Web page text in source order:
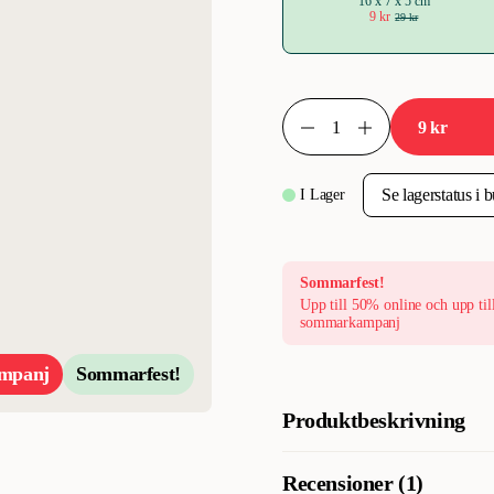
Sommarfest!
9 kr 29 kr
9 kr
I Lager
Sommarfest!
Upp till 50% online och upp
sommarkampanj
Produktbeskrivning
Natural Luca är tillverkad av
Recensioner (1)